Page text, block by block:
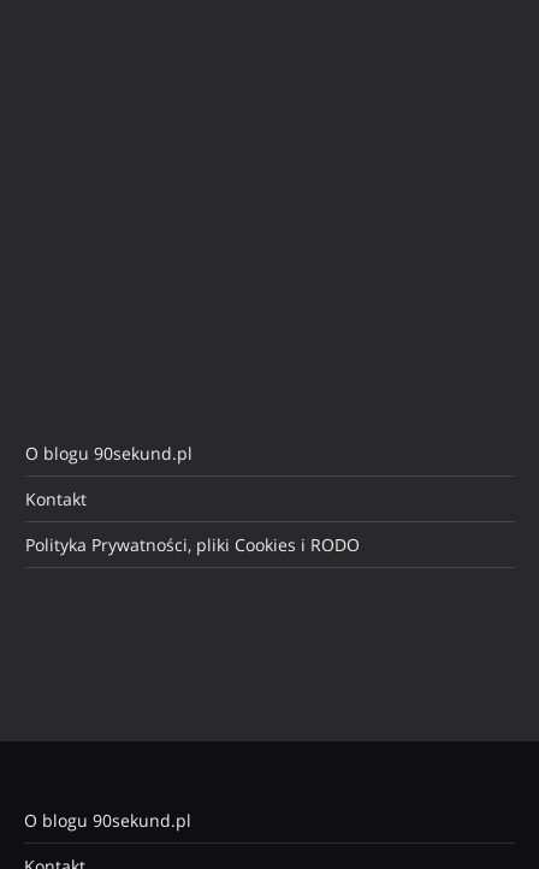
O blogu 90sekund.pl
Kontakt
Polityka Prywatności, pliki Cookies i RODO
O blogu 90sekund.pl